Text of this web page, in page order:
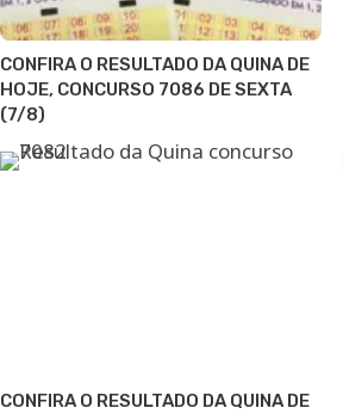
CONFIRA O RESULTADO DA QUINA DE
HOJE, CONCURSO 7086 DE SEXTA
(7/8)
CONFIRA O RESULTADO DA QUINA DE